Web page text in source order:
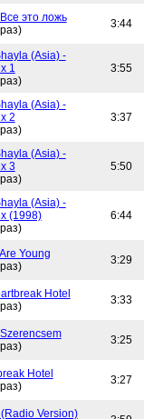
это ложь
3:44
(Asia) -
1
3:55
(Asia) -
2
3:37
(Asia) -
3
5:50
(Asia) -
(1998)
6:44
Young
3:29
Hotel
3:33
3:25
Hotel
3:27
Version)